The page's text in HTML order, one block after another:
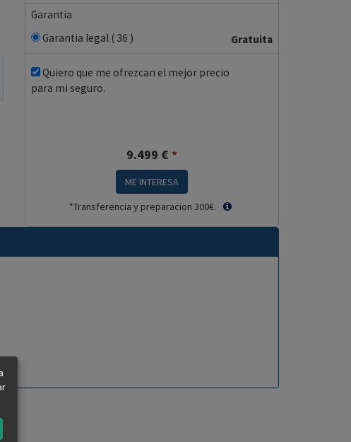
Garantia
Garantia legal ( 36 )
Gratuita
Quiero que me ofrezcan el mejor precio
para mi seguro.
9.499 € *
ME INTERESA
*Transferencia y preparacion 300€.